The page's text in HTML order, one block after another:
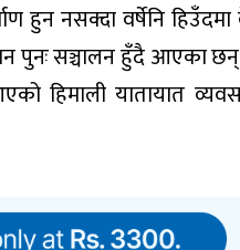
हुन नसक्दा वर्षेनि
पुनः सञ्चालन हुँदै आएका
हिमाली यातायात